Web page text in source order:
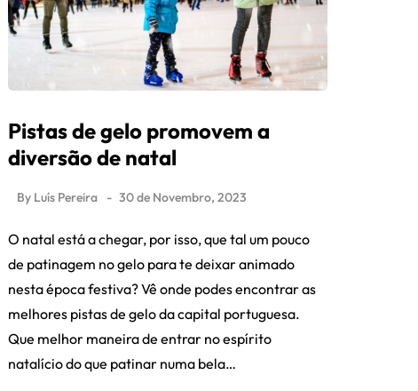
Pistas de gelo promovem a
diversão de natal
By Luís Pereira 30 de Novembro, 2023
O natal está a chegar, por isso, que tal um pouco
de patinagem no gelo para te deixar animado
nesta época festiva? Vê onde podes encontrar as
melhores pistas de gelo da capital portuguesa.
Que melhor maneira de entrar no espírito
natalício do que patinar numa bela…